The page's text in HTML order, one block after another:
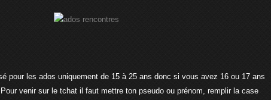
pour les ados uniquement de 15 à 25 ans donc si vous avez 16 ou 17 ans
venir sur le tchat il faut mettre ton pseudo ou prénom, remplir la case